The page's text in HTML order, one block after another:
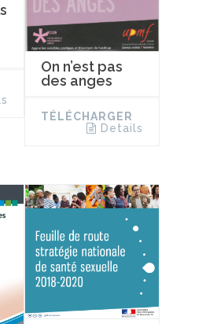
On n’est pas
des anges
TÉLÉCHARGER
Details